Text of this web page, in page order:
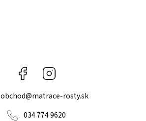
Facebook
obchod@matrace-rosty.sk
034 774 9620